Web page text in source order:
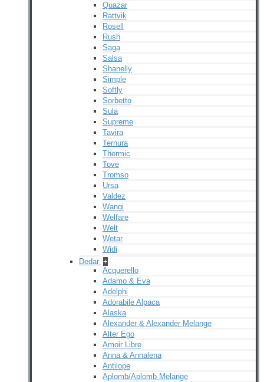
Quazar
Rattvik
Rosell
Rush
Saga
Salsa
Shanelly
Simple
Softly
Sorbetto
Sula
Supreme
Tavira
Ternura
Thermic
Tove
Tromso
Ursa
Valdez
Wangi
Welfare
Welt
Wetar
Widi
Dedar +
Acquerello
Adamo & Eva
Adelphi
Adorabile Alpaca
Alaska
Alexander & Alexander Melange
Alter Ego
Amoir Libre
Anna & Annalena
Antilope
Aplomb/Aplomb Melange